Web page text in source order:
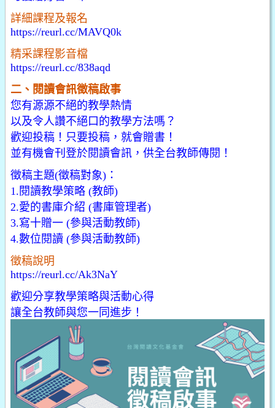
詳細課程及報名
https://reurl.cc/MAVQ0k
精采課程影音檔
https://reurl.cc/838aqd
二、閱讀會訊徵稿啟事
您有源源不絕的教學熱情
以及令人讚不絕口的教學方法嗎？
歡迎投稿！只要投稿，就會贈書！
並有機會刊登於閱讀會訊，供全台教師傳閱！
徵稿主題(徵稿對象)：
1.閱讀教學策略 (教師)
2.愛的書庫介紹 (書庫管理者)
3.寫十贈一 (參與活動教師)
4.數位閱讀 (參與活動教師)
徵稿說明
https://reurl.cc/Ak3NaY
歡迎分享教學策略與活動心得
讓全台教師與您一同進步！